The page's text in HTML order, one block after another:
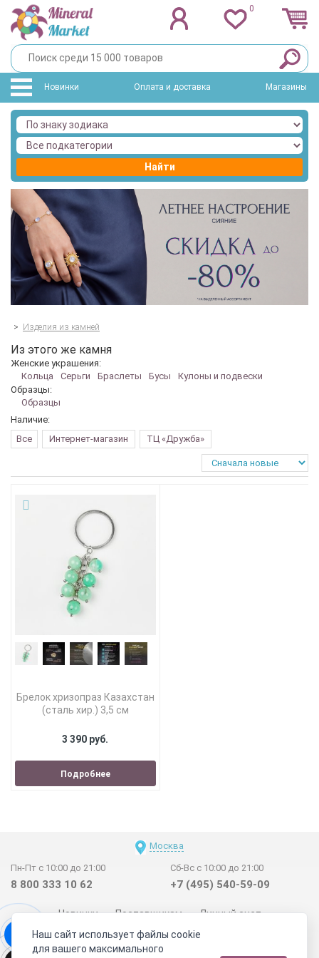
0
Новинки Оплата и доставка Магазины
Найти
> Изделия из камней
Из этого же камня
Женские украшения:
Кольца
Серьги Браслеты Бусы
Кулоны и подвески
Образцы:
Образцы
Наличие:
Все
Интернет-магазин ТЦ «Дружба»
Брелок хризопраз Казахстан
(сталь хир.) 3,5 см
3 390 руб.
Подробнее
Москва
Пн-Пт с 10:00 до 21:00
8 800 333 10 62
Сб-Вс с 10:00 до 21:00
+7 (495) 540-59-09
Новинки Поставщикам
Личный счет
Договор-оферта
О нас
Наши магазины
Отзывы покупателей
Сертификаты Статьи
Наш сайт использует файлы cookie
для вашего максимального